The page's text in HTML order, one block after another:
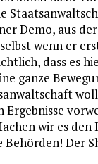
Demo, aus
wenn er
dass es
ganze
Ergebnisse
wir es
Der